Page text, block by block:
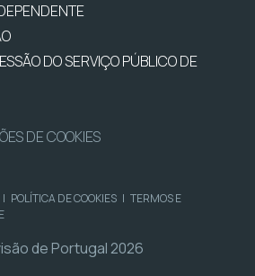
DO SERVIÇO PÚBLICO DE
DE COOKIES
| POLÍTICA DE COOKIES | TERMOS E
de Portugal 2026